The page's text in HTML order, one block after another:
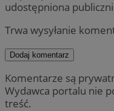
udostępniona
Trwa wysyłanie
Dodaj komentarz
Komentarze są
Wydawca portalu nie
treść.